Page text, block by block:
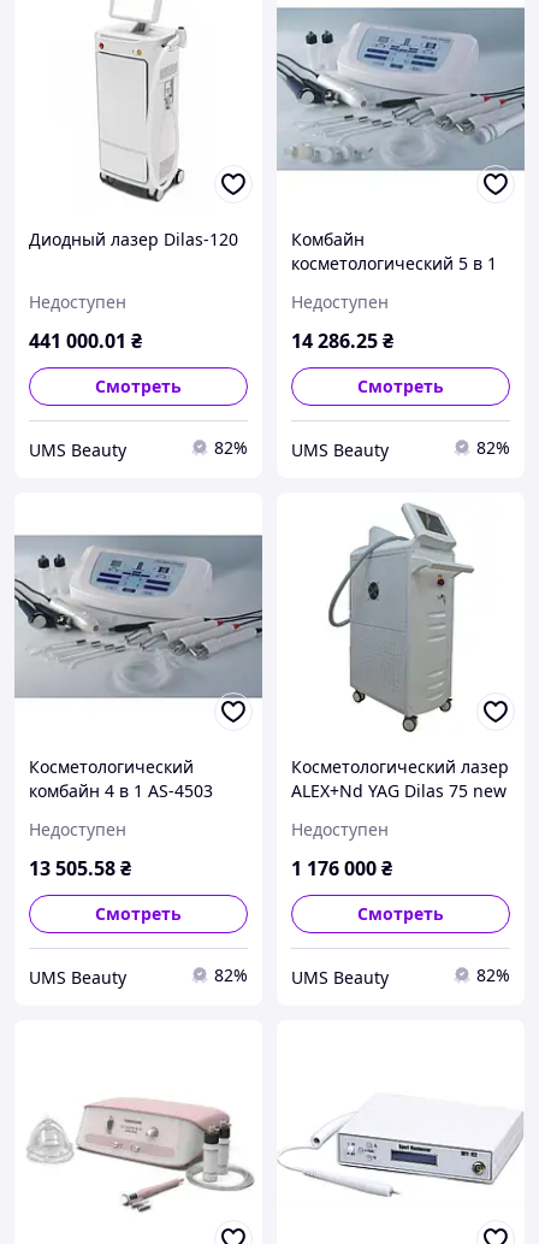
Диодный лазер Dilas-120
Недоступен
441 000.01 ₴
Смотреть
UMS Beauty 82%
Комбайн
косметологический 5 в 1
Недоступен
14 286.25₴
Смотреть
UMS Beauty 82%
Косметологический
комбайн 4 в 1 AS-4503
Недоступен
13 505.58₴
Смотреть
UMS Beauty 82%
Косметологический лазер
ALEX+Nd YAG Dilas 75 new
Недоступен
1 176 000₴
Смотреть
UMS Beauty 82%